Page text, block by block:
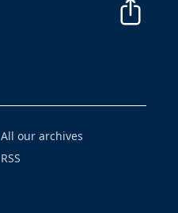
All our archives
RSS